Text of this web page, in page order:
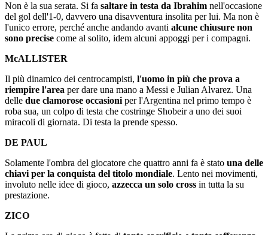
Non è la sua serata. Si fa saltare in testa da Ibrahim nell'occasione
del gol dell'1-0, davvero una disavventura insolita per lui. Ma non è
l'unico errore, perché anche andando avanti alcune chiusure non
sono precise come al solito, idem alcuni appoggi per i compagni.
McALLISTER
Il più dinamico dei centrocampisti, l'uomo in più che prova a
riempire l'area per dare una mano a Messi e Julian Alvarez. Una
delle due clamorose occasioni per l'Argentina nel primo tempo è
roba sua, un colpo di testa che costringe Shobeir a uno dei suoi
miracoli di giornata. Di testa la prende spesso.
DE PAUL
Solamente l'ombra del giocatore che quattro anni fa è stato una delle
chiavi per la conquista del titolo mondiale. Lento nei movimenti,
involuto nelle idee di gioco, azzecca un solo cross in tutta la su
prestazione.
ZICO